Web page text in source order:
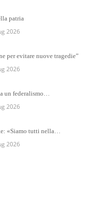
patria
2026
per evitare nuove tragedie”
2026
un federalismo…
2026
«Siamo tutti nella…
2026